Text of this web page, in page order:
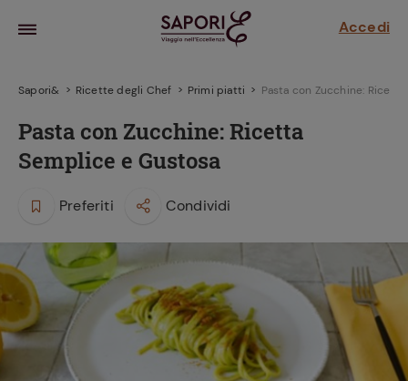
Accedi
frutta
sensi di
Sapori& Ricette degli Chef Primi piatti Pasta con Zucchine:
Pasta con Zucchine: Ricetta
Semplice e Gustosa
Preferiti Condividi